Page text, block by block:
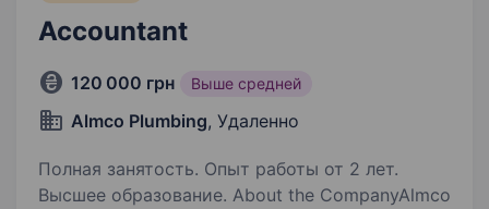
Accountant
120 000 грн Выше средней
Almco Plumbing, Удаленно
Полная занятость. Опыт работы от 2 лет.
Высшее образование. About the CompanyAlmco